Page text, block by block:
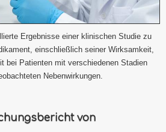
Ergebnisse einer klinischen Studie zu
einschließlich seiner Wirksamkeit,
bei Patienten mit verschiedenen Stadien
Nebenwirkungen.
von